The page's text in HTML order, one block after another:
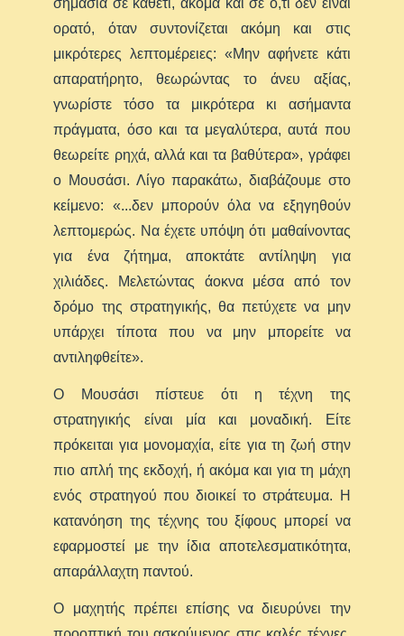
σημασία σε καθετί, ακόμα και σε ό,τι δεν είναι
ορατό, όταν συντονίζεται ακόμη και στις
μικρότερες λεπτομέρειες: «Μην αφήνετε κάτι
απαρατήρητο, θεωρώντας το άνευ αξίας,
γνωρίστε τόσο τα μικρότερα κι ασήμαντα
πράγματα, όσο και τα μεγαλύτερα, αυτά που
θεωρείτε ρηχά, αλλά και τα βαθύτερα», γράφει
ο Μουσάσι. Λίγο παρακάτω, διαβάζουμε στο
κείμενο: «...δεν μπορούν όλα να εξηγηθούν
λεπτομερώς. Να έχετε υπόψη ότι μαθαίνοντας
για ένα ζήτημα, αποκτάτε αντίληψη για
χιλιάδες. Μελετώντας άοκνα μέσα από τον
δρόμο της στρατηγικής, θα πετύχετε να μην
υπάρχει τίποτα που να μην μπορείτε να
αντιληφθείτε».
Ο Μουσάσι πίστευε ότι η τέχνη της
στρατηγικής είναι μία και μοναδική. Είτε
πρόκειται για μονομαχία, είτε για τη ζωή στην
πιο απλή της εκδοχή, ή ακόμα και για τη μάχη
ενός στρατηγού που διοικεί το στράτευμα. Η
κατανόηση της τέχνης του ξίφους μπορεί να
εφαρμοστεί με την ίδια αποτελεσματικότητα,
απαράλλαχτη παντού.
Ο μαχητής πρέπει επίσης να διευρύνει την